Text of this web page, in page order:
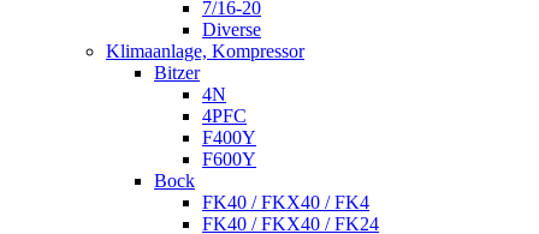
7/16-20
Diverse
Klimaanlage, Kompressor
Bitzer
4N
4PFC
F400Y
F600Y
Bock
FK40 / FKX40 / FK4
FK40 / FKX40 / FK24